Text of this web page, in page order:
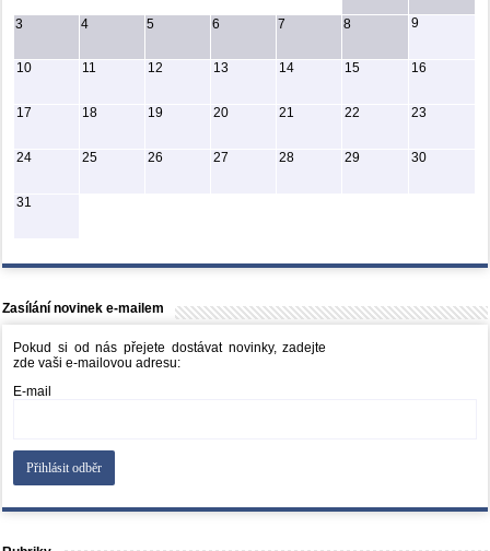
3 4 5 6 7 8 9
10 11 12 13 14 15 16
17 18 19 20 21 22 23
24 25 26 27 28 29 30
31
Zasílání novinek e-mailem
Pokud si od nás přejete dostávat novinky, zadejte
zde vaši e-mailovou adresu:
E-mail